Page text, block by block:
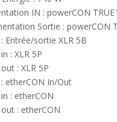
IN : powerCON TRUE1
Sortie : powerCON
Entrée/sortie XLR 5B
: XLR 5P
: XLR 5P
etherCON In/Out
: etherCON
: etherCON